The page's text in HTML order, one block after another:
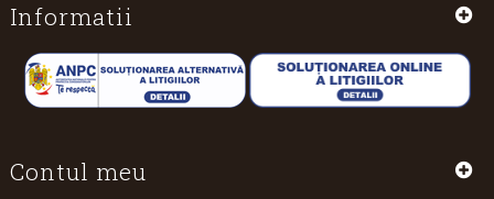
Informatii
Contul meu